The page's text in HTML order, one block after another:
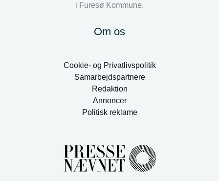
i Furesø Kommune.
Om os
Cookie- og Privatlivspolitik
Samarbejdspartnere
Redaktion
Annoncer
Politisk reklame